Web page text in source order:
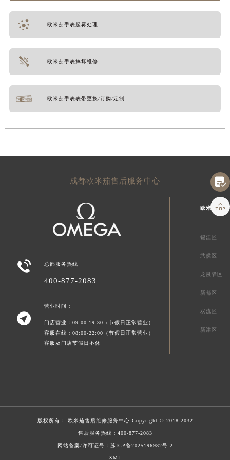
欧米茄手表起雾处理
欧米茄手表摔坏维修
欧米茄手表表带更换/订购/定制
成都欧米茄售后服务中心
 总部服务热线
400-877-2083

营业时间：
门店营业：09:00-19:30（节假日正常营业）
客服在线：08:00-22:00（节假日正常营业）
客服及门店节假日不休
欧米茄成都
锦江区
武侯区
龙泉驿区
新都区
双流区
新津区
版权所有： 欧米茄售后维修服务中心 Copyright © 2018-2032
售后服务热线： 400-877-2083
网站备案/许可证号：苏ICP备2025196982号-2
XML

